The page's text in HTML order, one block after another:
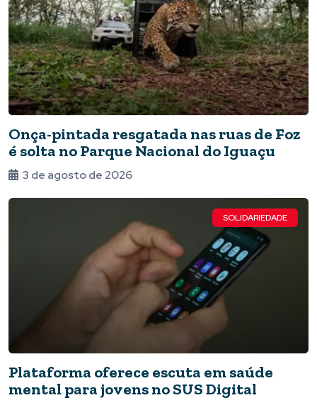
Onça-pintada resgatada nas ruas de Foz
é solta no Parque Nacional do Iguaçu
3 de agosto de 2026
SOLIDARIEDADE
Plataforma oferece escuta em saúde
mental para jovens no SUS Digital